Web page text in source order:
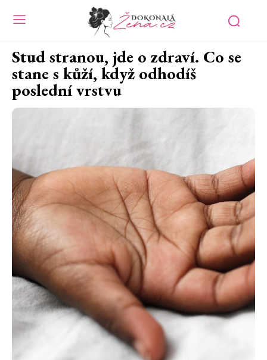
Stud stranou, jde o zdraví. Co se
stane s kůží, když odhodíš
poslední vrstvu